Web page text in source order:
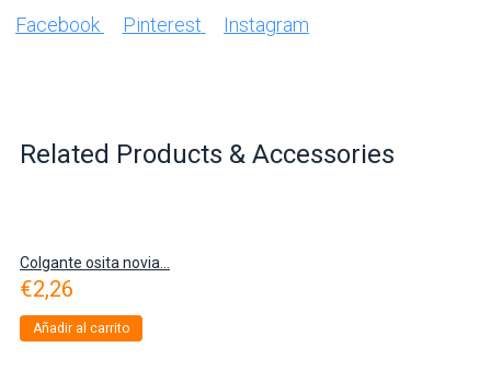
Facebook Pinterest Instagram
Related Products & Accessories
Colgante osita novia...
€2,26
Añadir al carrito